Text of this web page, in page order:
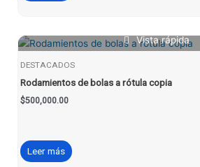
Vista rápida
DESTACADOS
Rodamientos de bolas a rótula copia
$500,000.00
Leer más